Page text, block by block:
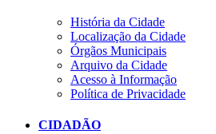
História da Cidade
Localização da Cidade
Órgãos Municipais
Arquivo da Cidade
Acesso à Informação
Política de Privacidade
CIDADÃO